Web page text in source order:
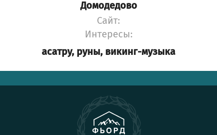
Домодедово
Сайт:
Интересы:
асатру, руны, викинг-музыка